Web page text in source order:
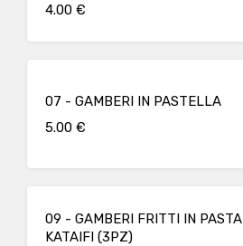
4.00 €
07 - GAMBERI IN PASTELLA
5.00 €
09 - GAMBERI FRITTI IN PASTA
KATAIFI (3PZ)